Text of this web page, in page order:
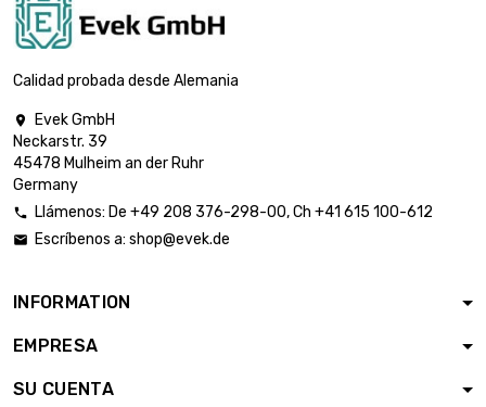
largo : 0.3 Meter
diámetro : 3mm
diámetro : 3mm
largo : 0.5 Meter
Calidad probada desde Alemania

Evek GmbH
Neckarstr. 39
45478 Mulheim an der Ruhr
Germany
 Llámenos: De +49 208 376-298-00, Ch +41 615 100-612
 Escríbenos a: shop@evek.de
INFORMATION
EMPRESA
SU CUENTA